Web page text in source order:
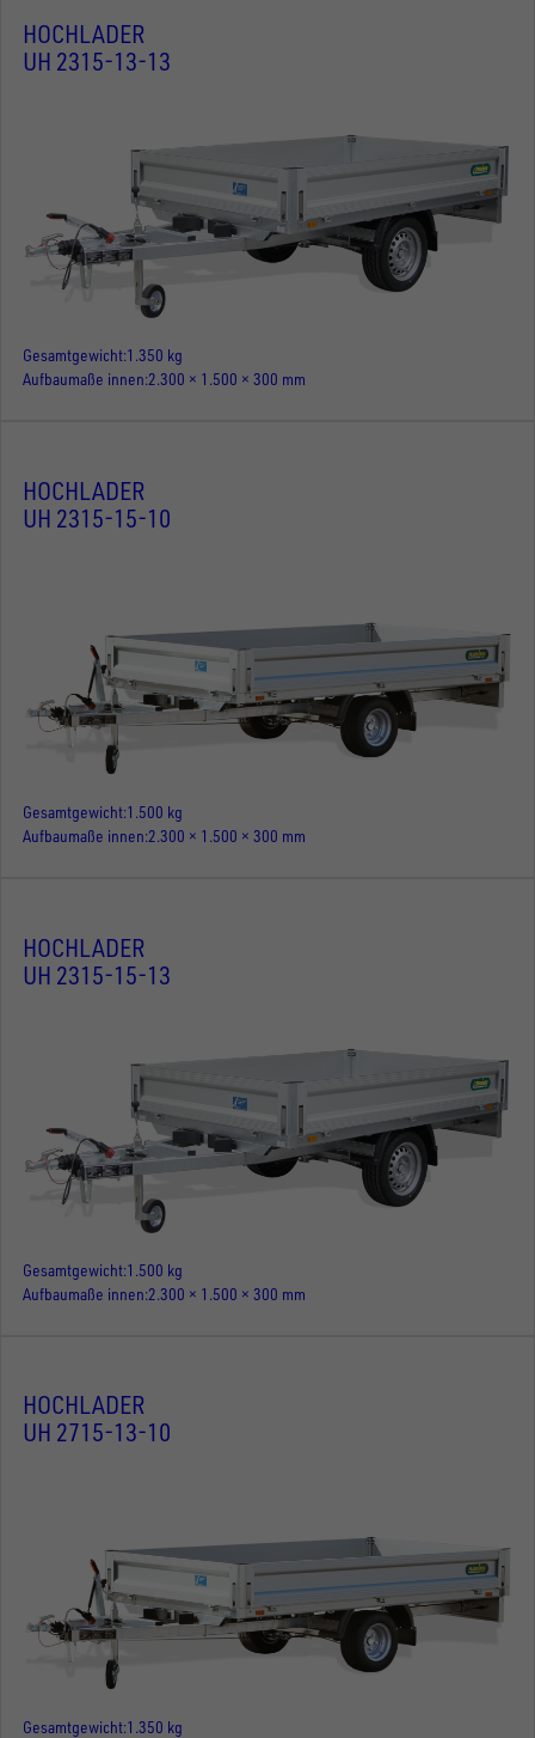
HOCHLADER
UH 2315-13-13
Gesamtgewicht 1.350 kg
Aufbaumaße innen 2.300 × 1.500 × 300 mm
HOCHLADER
UH 2315-15-10
Gesamtgewicht 1.500 kg
Aufbaumaße innen 2.300 × 1.500 × 300 mm
HOCHLADER
UH 2315-15-13
Gesamtgewicht 1.500 kg
Aufbaumaße innen 2.300 × 1.500 × 300 mm
HOCHLADER
UH 2715-13-10
Gesamtgewicht 1.350 kg